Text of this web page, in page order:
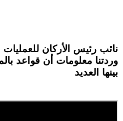
نائب رئيس الأركان
وردتنا معلومات أن قواعد
بينها العديد